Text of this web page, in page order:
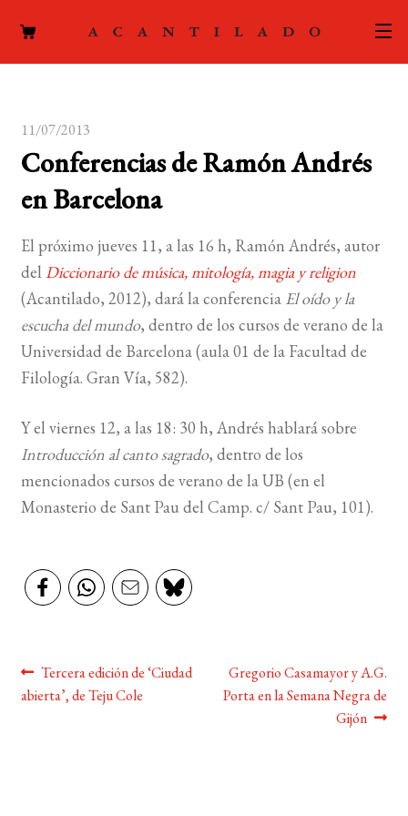
el
ACTUALIDAD
LA EDITORIAL
menú
FOREIGN RIGHTS
CONTACTO
BUSCAR
LISTA DE LIBROS
11/07/2013
Conferencias de Ramón Andrés
en Barcelona
El próximo jueves 11, a las 16 h, Ramón Andrés, autor
del Diccionario de música, mitología, magia y religion
(Acantilado, 2012), dará la conferencia El oído y la
escucha del mundo, dentro de los cursos de verano de la
Universidad de Barcelona (aula 01 de la Facultad de
Filología. Gran Vía, 582).
Y el viernes 12, a las 18: 30 h, Andrés hablará sobre
Introducción al canto sagrado, dentro de los
mencionados cursos de verano de la UB (en el
Monasterio de Sant Pau del Camp. c/ Sant Pau, 101).
Navegación
de
Anterior:
Tercera edición de ‘Ciudad
abierta’, de Teju Cole
Siguiente:
Gregorio Casamayor y A.G.
Porta en la Semana Negra de
Gijón